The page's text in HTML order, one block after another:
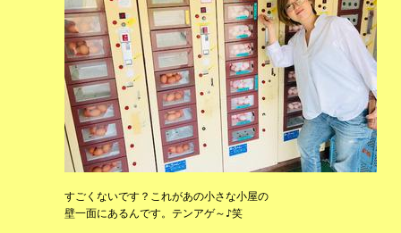
すごくないです？これがあの小さな小屋の
壁一面にあるんです。テンアゲ～♪笑